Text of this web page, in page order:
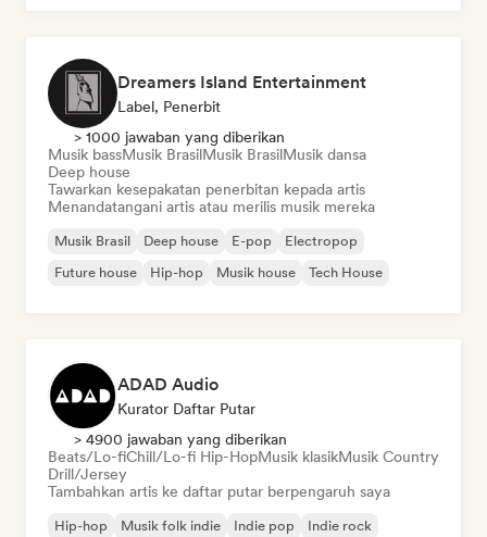
Dreamers Island Entertainment
Label, Penerbit
> 1000 jawaban yang diberikan
Musik bassMusik BrasilMusik BrasilMusik dansa
Deep house
Tawarkan kesepakatan penerbitan kepada artis
Menandatangani artis atau merilis musik mereka
Musik Brasil Deep house E-pop
Electropop
Future house
Hip-hop Musik house Tech House
ADAD Audio
Kurator Daftar Putar
> 4900 jawaban yang diberikan
Beats/Lo-fiChill/Lo-fi Hip-HopMusik klasikMusik Country
Drill/Jersey
Tambahkan artis ke daftar putar berpengaruh saya
Hip-hop Musik folk indie Indie pop
Indie rock